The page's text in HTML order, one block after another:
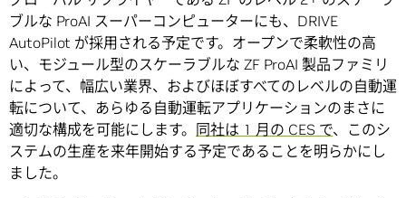
ブルな ProAI スーパーコンピューターにも、DRIVE
AutoPilot が採用される予定です。オープンで柔軟性の高
い、モジュール型のスケーラブルな ZF ProAI 製品ファミリ
によって、幅広い業界、およびほぼすべてのレベルの自動運
転について、あらゆる自動運転アプリケーションのまさに
適切な構成を可能にします。 同社は 1 月の CES で、このシ
ステムの生産を来年開始する予定であることを明らかにし
ました。